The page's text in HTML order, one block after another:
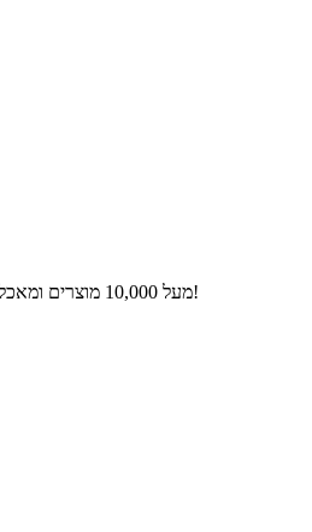
מעל 10,000 מוצרים ומאכלים במאגר עם ערכים תזונתיים!